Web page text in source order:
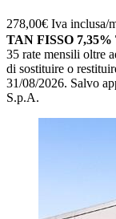
278,00€ Iva inclusa/
TAN FISSO 7,35%
35 rate mensili oltre
di sostituire o
31/08/2026. Salvo
S.p.A.